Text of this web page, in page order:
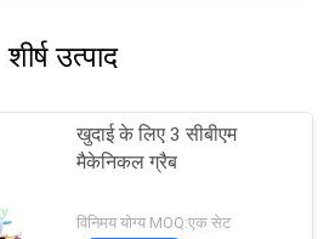
शीर्ष उत्पाद
खुदाई के लिए 3 सीबीएम
मैकेनिकल ग्रैब
विनिमय योग्य MOQ:एक सेट